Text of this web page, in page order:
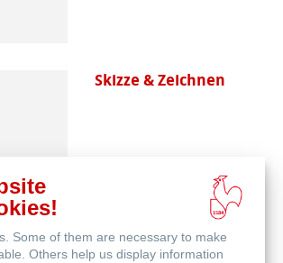
Skizze & Zeichnen
Blog
Some of them are necessary to make
Others help us display information